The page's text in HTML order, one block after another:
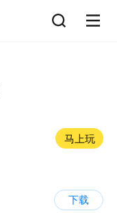
马上玩
下载